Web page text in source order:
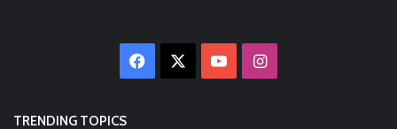
Facebook YouTubeInstagram
TRENDING TOPICS